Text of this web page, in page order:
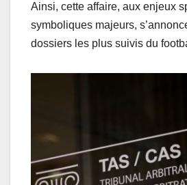
Ainsi, cette affaire, aux enjeux
symboliques majeurs,
dossiers les plus suivis du